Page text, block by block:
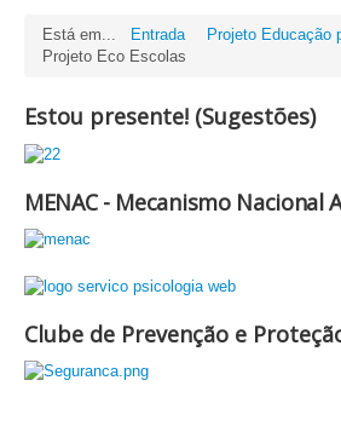
Estou presente! (Sugestões)
MENAC - Mecanismo Nacional
Clube de Prevenção e
Está em... Entrada
Projeto Educação
Projeto Eco Escolas